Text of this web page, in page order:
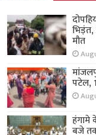
मौत
पटेल,
हंगामे
बजे